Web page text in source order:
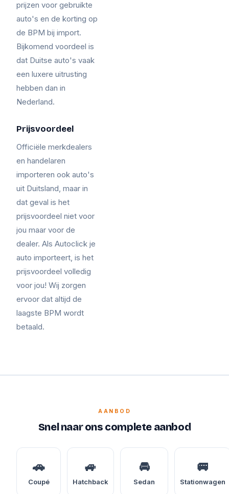
prijzen voor gebruikte
auto's en de korting op
de BPM bij import.
Bijkomend voordeel is
dat Duitse auto's vaak
een luxere uitrusting
hebben dan in
Nederland.
Prijsvoordeel
Officiële merkdealers
en handelaren
importeren ook auto's
uit Duitsland, maar in
dat geval is het
prijsvoordeel niet voor
jou maar voor de
dealer. Als Autoclick je
auto importeert, is het
prijsvoordeel volledig
voor jou! Wij zorgen
ervoor dat altijd de
laagste BPM wordt
betaald.
AANBOD
Snel naar ons complete aanbod
🚗
Coupé
🚙
Hatchback
🚘
Sedan
🚐
Stationwagen